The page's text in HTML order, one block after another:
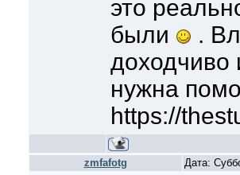
это
были
.
доходчиво
нужна
https://
zmfafotg
Дата: